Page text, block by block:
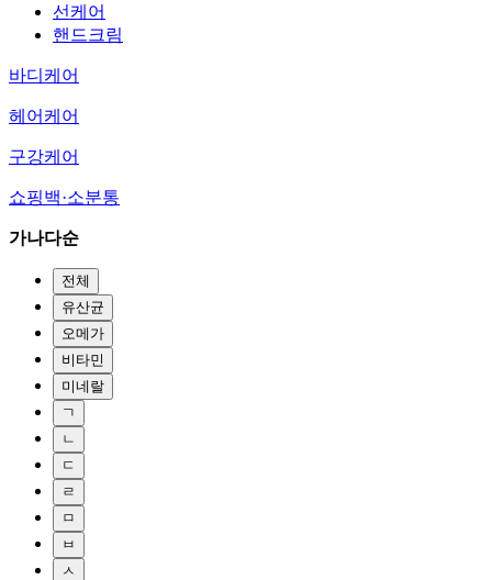
선케어
핸드크림
바디케어
헤어케어
구강케어
쇼핑백·소분통
가나다순
전체
유산균
오메가
비타민
미네랄
ㄱ
ㄴ
ㄷ
ㄹ
ㅁ
ㅂ
ㅅ